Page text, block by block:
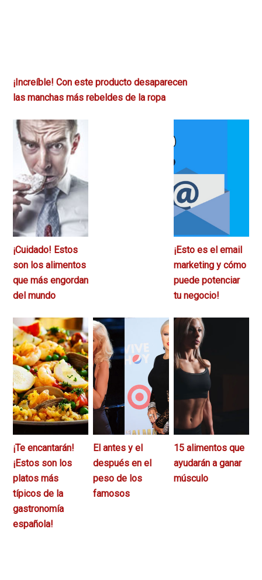
¡Increíble! Con este producto desaparecen
las manchas más rebeldes de la ropa
¡Cuidado! Estos
son los alimentos
que más engordan
del mundo
¡Esto es el email
marketing y cómo
puede potenciar
tu negocio!
¡Te encantarán!
¡Estos son los
platos más
típicos de la
gastronomía
española!
El antes y el
después en el
peso de los
famosos
15 alimentos que
ayudarán a ganar
músculo